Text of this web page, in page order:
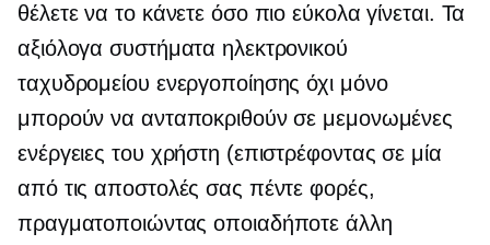
θέλετε να το κάνετε όσο πιο εύκολα γίνεται. Τα
αξιόλογα συστήματα ηλεκτρονικού
ταχυδρομείου ενεργοποίησης όχι μόνο
μπορούν να ανταποκριθούν σε μεμονωμένες
ενέργειες του χρήστη (επιστρέφοντας σε μία
από τις αποστολές σας πέντε φορές,
πραγματοποιώντας οποιαδήποτε άλλη